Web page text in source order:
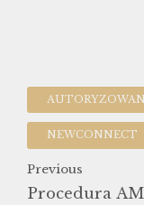
NEWCONNECT
Previous
Procedura AML/